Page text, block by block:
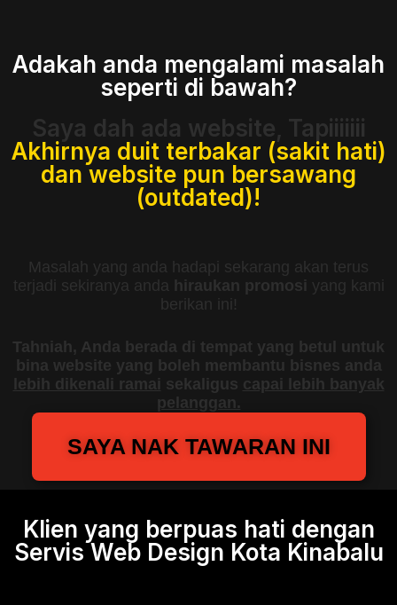
Adakah anda mengalami masalah
seperti di bawah?
Saya dah ada website, Tapiiiiiii
Akhirnya duit terbakar (sakit hati)
dan website pun bersawang
(outdated)!
Masalah yang anda hadapi sekarang akan terus
terjadi sekiranya anda hiraukan promosi yang kami
berikan ini!
Tahniah, Anda berada di tempat yang betul untuk
bina website yang boleh membantu bisnes anda
lebih dikenali ramai sekaligus capai lebih banyak
pelanggan.
SAYA NAK TAWARAN INI
Klien yang berpuas hati dengan
Servis Web Design Kota Kinabalu